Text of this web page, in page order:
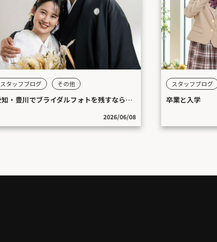
スタッフブログ その他
愛知・豊川でブライダルフォトを残すなら｜結婚式の思い出を未来へつなぐ写真撮影
2026/06/08
スタッフブログ
卒業と入学